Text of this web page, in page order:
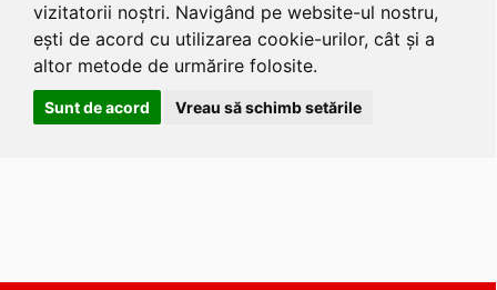
vizitatorii noștri. Navigând pe website-ul nostru,
ești de acord cu utilizarea cookie-urilor, cât și a
altor metode de urmărire folosite.
Sunt de acord Vreau să schimb setările
S